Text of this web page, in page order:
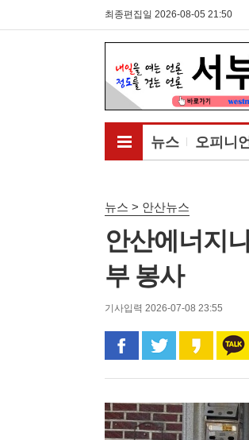
최종편집일 2026-08-05 21:50
뉴스 오피니
전체메뉴보기
뉴스 > 안산뉴스
안산에너지
부 봉사
기사입력 2026-07-08 23:55
페이스북으로 공유
트위터로 공유
카카